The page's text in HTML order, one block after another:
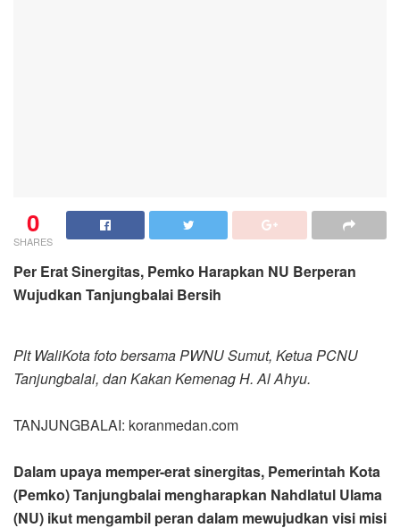
0
SHARES
Per Erat Sinergitas, Pemko Harapkan NU Berperan
Wujudkan Tanjungbalai Bersih
Plt WaliKota foto bersama PWNU Sumut, Ketua PCNU
Tanjungbalai, dan Kakan Kemenag H. Al Ahyu.
TANJUNGBALAI: koranmedan.com
Dalam upaya memper-erat sinergitas, Pemerintah Kota
(Pemko) Tanjungbalai mengharapkan Nahdlatul Ulama
(NU) ikut mengambil peran dalam mewujudkan visi misi